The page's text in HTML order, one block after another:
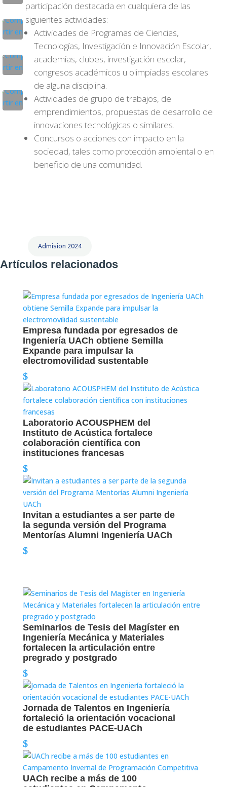
participación destacada en cualquiera de las
siguientes actividades:
Actividades de Programas de Ciencias,
Tecnologías, Investigación e Innovación Escolar,
academias, clubes, investigación escolar,
congresos académicos u olimpiadas escolares
de alguna disciplina.
Actividades de grupo de trabajos, de
emprendimientos, propuestas de desarrollo de
innovaciones tecnológicas o similares.
Concursos o acciones con impacto en la
sociedad, tales como protección ambiental o en
beneficio de una comunidad.
Admision 2024
Artículos relacionados
Empresa fundada por egresados de
Ingeniería UACh obtiene Semilla
Expande para impulsar la
electromovilidad sustentable
Laboratorio ACOUSPHEM del
Instituto de Acústica fortalece
colaboración científica con
instituciones francesas
Invitan a estudiantes a ser parte de
la segunda versión del Programa
Mentorías Alumni Ingeniería UACh
Seminarios de Tesis del Magíster en
Ingeniería Mecánica y Materiales
fortalecen la articulación entre
pregrado y postgrado
Jornada de Talentos en Ingeniería
fortaleció la orientación vocacional
de estudiantes PACE-UACh
UACh recibe a más de 100